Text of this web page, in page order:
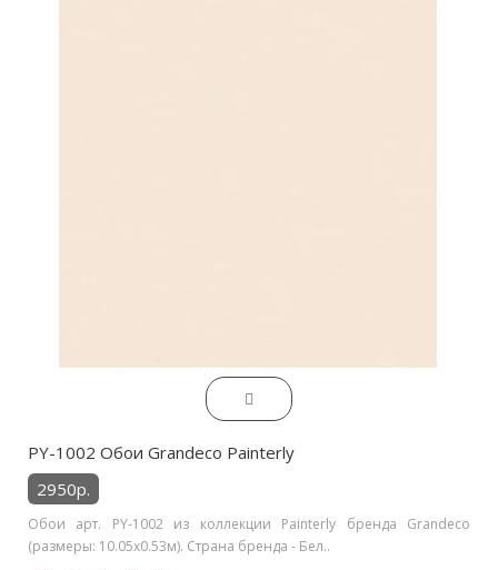
PY-1002 Обои Grandeco Painterly
2950р.
Обои арт. PY-1002 из коллекции Painterly бренда Grandeco
(размеры: 10.05х0.53м). Страна бренда - Бел..